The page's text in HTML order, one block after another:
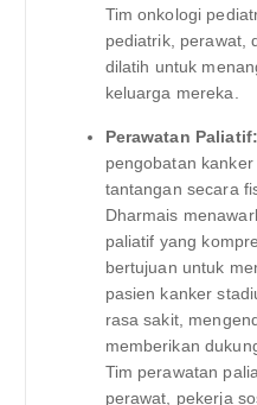
Tim onkologi
pediatrik, perawat,
dilatih untuk
keluarga mereka.
Perawatan Paliatif:
pengobatan
tantangan secara
Dharmais
paliatif yang
bertujuan untuk
pasien kanker
rasa sakit,
memberikan
Tim perawatan
perawat, pekerja